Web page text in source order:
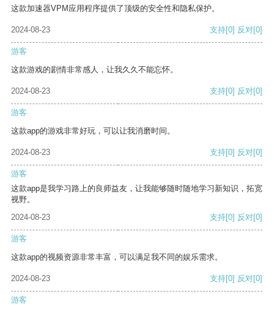
这款加速器VPM应用程序提供了顶级的安全性和隐私保护。
2024-08-23 支持[0] 反对[0]
游客
这款游戏的剧情非常感人，让我久久不能忘怀。
2024-08-23 支持[0] 反对[0]
游客
这款app的游戏非常好玩，可以让我消磨时间。
2024-08-23 支持[0] 反对[0]
游客
这款app是我学习路上的良师益友，让我能够随时随地学习新知识，拓宽
视野。
2024-08-23
支持[0] 反对[0]
游客
这款app的视频资源非常丰富，可以满足我不同的娱乐需求。
2024-08-23 支持[0] 反对[0]
游客